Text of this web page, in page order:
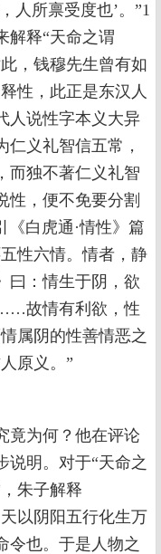
人所禀受度也’。”1
解释“天命之谓
，钱穆先生曾有如
性，此正是东汉人
人说性字本义大异
义礼智信五常，
而独不著仁义礼智
性，便不免要分割
《白虎通·情性》篇
性六情。情者，静
：情生于阴，欲
故情有利欲，性
属阴的性善情恶之
原义。”
竟为何？他在评论
说明。对于“天命之
朱子解释
以阴阳五行化生万
令也。于是人物之